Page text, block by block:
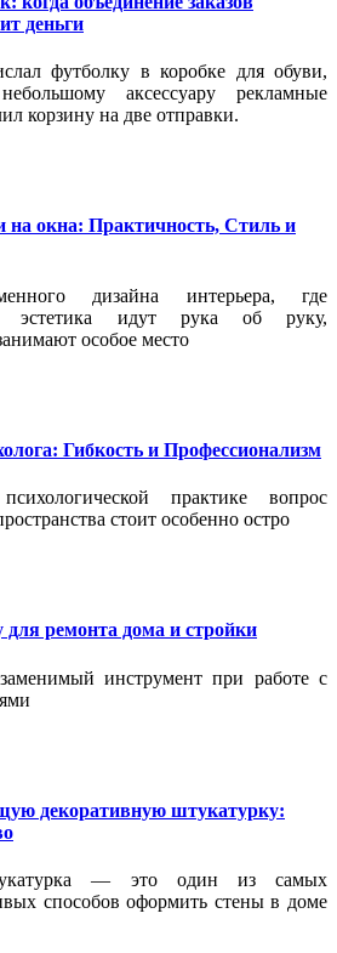
деньги
футболку в коробке для обуви,
аксессуару рекламные
корзину на две отправки.
окна: Практичность, Стиль и
дизайна интерьера, где
эстетика идут рука об руку,
особое место
Гибкость и Профессионализм
практике вопрос
стоит особенно остро
ремонта дома и стройки
инструмент при работе с
декоративную штукатурку:
— это один из самых
способов оформить стены в доме